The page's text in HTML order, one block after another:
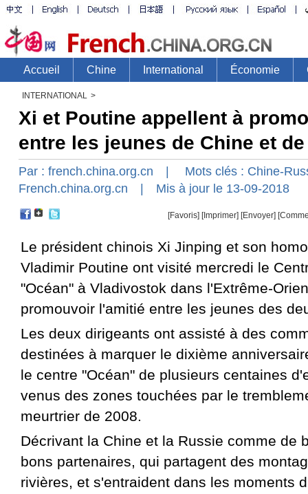
INTERNATIONAL >
Xi et Poutine appellent à
entre les jeunes de Chine et
Par : french.china.org.cn | Mots clés : Chine-
French.china.org.cn | Mis à jour le 13-09-2018
[Favoris] [Imprimer] [Envoyer]
Le président chinois Xi Jinping et son
Vladimir Poutine ont visité mercredi le
"Océan" à Vladivostok dans l'Extrême-
promouvoir l'amitié entre les jeunes des
Les deux dirigeants ont assisté à des
destinées à marquer le dixième
le centre "Océan" de plusieurs centaines
venus des zones touchées par le
meurtrier de 2008.
Décrivant la Chine et la Russie comme de
bons partenaires, qui partagent des
rivières, et s'entraident dans les moments